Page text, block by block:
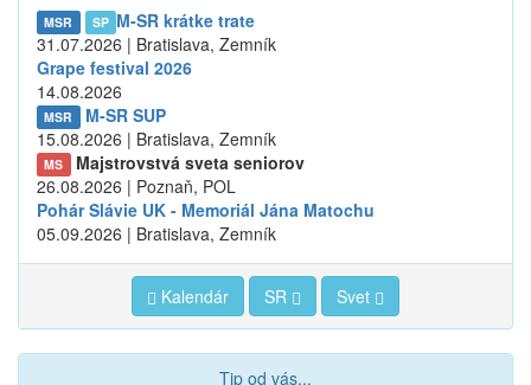
MSR SP M-SR krátke trate
31.07.2026 | Bratislava, Zemník
Grape festival 2026
14.08.2026
MSR
M-SR SUP
15.08.2026 | Bratislava, Zemník
MS
Majstrovstvá sveta seniorov
26.08.2026 | Poznaň, POL
Pohár Slávie UK - Memoriál Jána Matochu
05.09.2026 | Bratislava, Zemník
Kalendár SR Svet
Tip od vás...